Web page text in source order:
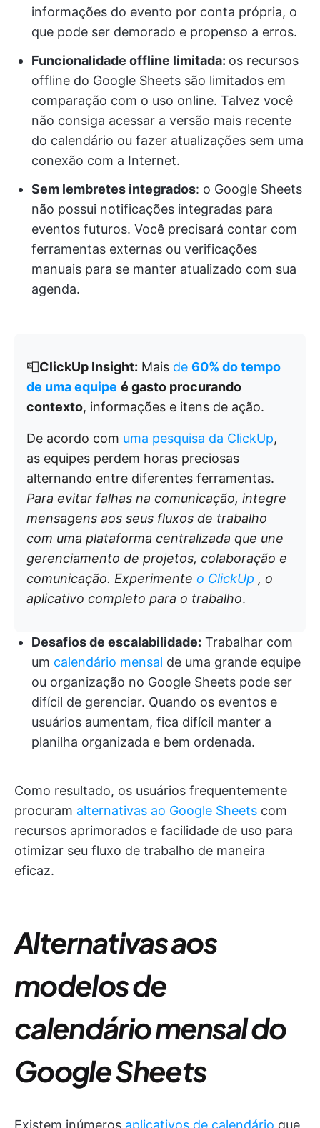
informações do evento por conta própria, o
que pode ser demorado e propenso a erros.
Funcionalidade offline limitada: os recursos
offline do Google Sheets são limitados em
comparação com o uso online. Talvez você
não consiga acessar a versão mais recente
do calendário ou fazer atualizações sem uma
conexão com a Internet.
Sem lembretes integrados: o Google Sheets
não possui notificações integradas para
eventos futuros. Você precisará contar com
ferramentas externas ou verificações
manuais para se manter atualizado com sua
agenda.
📮ClickUp Insight: Mais de 60% do tempo
de uma equipe é gasto procurando
contexto, informações e itens de ação.
De acordo com uma pesquisa da ClickUp,
as equipes perdem horas preciosas
alternando entre diferentes ferramentas.
Para evitar falhas na comunicação, integre
mensagens aos seus fluxos de trabalho
com uma plataforma centralizada que une
gerenciamento de projetos, colaboração e
comunicação. Experimente o ClickUp , o
aplicativo completo para o trabalho.
Desafios de escalabilidade: Trabalhar com
um calendário mensal de uma grande equipe
ou organização no Google Sheets pode ser
difícil de gerenciar. Quando os eventos e
usuários aumentam, fica difícil manter a
planilha organizada e bem ordenada.
Como resultado, os usuários frequentemente
procuram alternativas ao Google Sheets com
recursos aprimorados e facilidade de uso para
otimizar seu fluxo de trabalho de maneira
eficaz.
Alternativas aos
modelos de
calendário mensal do
Google Sheets
Existem inúmeros aplicativos de calendário que